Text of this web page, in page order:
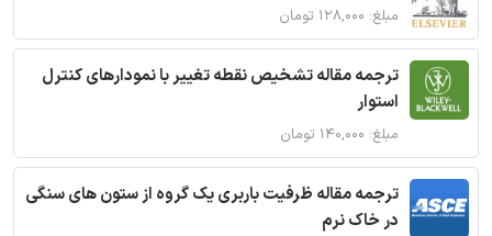
مبلغ: ۱۲۸,۰۰۰ تومان
ترجمه مقاله تشخیص نقطه تغییر با نمودارهای کنترل
استوار
مبلغ: ۱۴۰,۰۰۰ تومان
ترجمه مقاله ظرفیت باربری یک گروه از ستون های سنگی
در خاک نرم